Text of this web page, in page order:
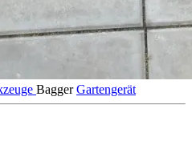
Bagger Gartengerät